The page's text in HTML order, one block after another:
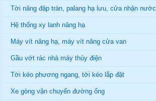
Tời nâng đập tràn, palang hạ lưu, cửa nhận nước
Hệ thống xy lanh nâng hạ
Máy vít nâng hạ, máy vít nâng cửa van
Gầu vớt rác nhà máy thủy điện
Tời kéo phương ngang, tời kéo lắp đặt
Xe gòng vận chuyển đường ống